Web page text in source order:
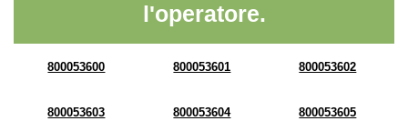
l'operatore.
800053600 800053601 800053602
800053603 800053604 800053605